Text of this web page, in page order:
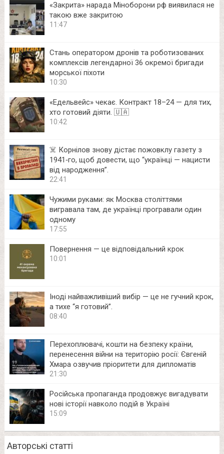
«Закрита» нарада Міноборони рф виявилася не
такою вже закритою
11:47
Стань оператором дронів та роботизованих
комплексів легендарної 36 окремої бригади
морської піхоти
10:30
«Едельвейс» чекає. Контракт 18–24 — для тих,
хто готовий діяти. 🇺🇦
10:42
☠️ Корнілов знову дістає пожовклу газету з
1941‑го, щоб довести, що “українці — нацисти
від народження”.
22:41
Чужими руками: як Москва століттями
вигравала там, де українці програвали один
одному
17:55
Повернення — це відповідальний крок
10:01
Іноді найважливіший вибір — це не гучний крок,
а тихе “я готовий”.
08:40
Перехоплювачі, кошти на безпеку країни,
перенесення війни на територію росії: Євгеній
Хмара озвучив пріоритети для дипломатів
21:30
Російська пропаганда продовжує вигадувати
нові історії навколо подій в Україні
15:09
Авторські статті